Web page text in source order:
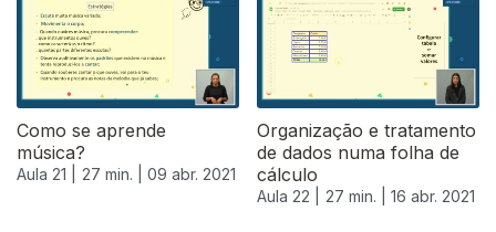
Como se aprende
música?
Aula 21 | 27 min. | 09 abr. 2021
Organização e tratamento
de dados numa folha de
cálculo
Aula 22 | 27 min. | 16 abr. 2021